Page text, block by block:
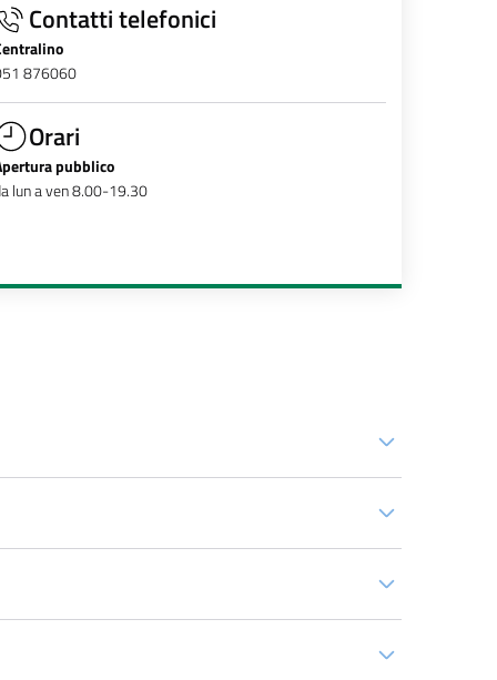
Contatti telefonici
876060
Orari
pubblico
lun a ven 8.00-19.30